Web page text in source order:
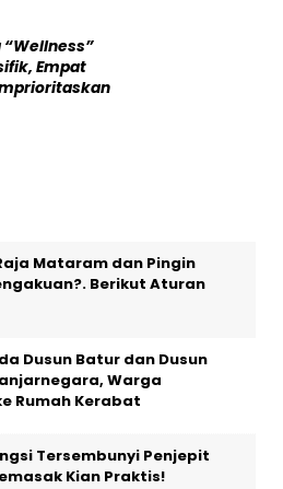
Empat
Mataram dan Pingin
Berikut Aturan
Dusun Batur dan Dusun
Warga
Rumah Kerabat
Tersembunyi Penjepit
Kian Praktis!